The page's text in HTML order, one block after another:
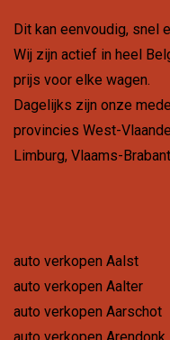
Dit kan eenvoudig, snel
Wij zijn actief in heel
prijs voor elke wagen.
Dagelijks zijn onze
provincies West-
Limburg, Vlaams-Brabant
auto verkopen Aalst
auto verkopen Aalter
auto verkopen Aarschot